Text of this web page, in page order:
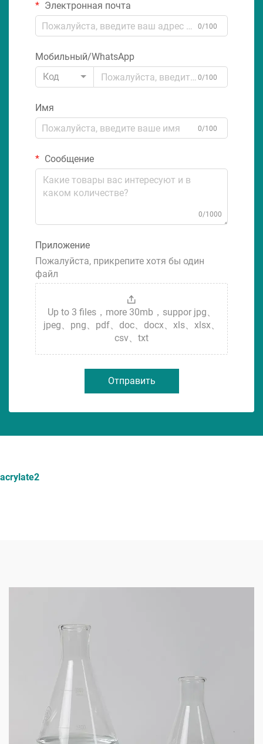
Электронная почта
0/100
Мобильный/WhatsApp
Код
0/100
Имя
0/100
Сообщение
0/1000
Приложение
Пожалуйста, прикрепите хотя бы один
файл
Up to 3 files，more 30mb，suppor jpg、
jpeg、png、pdf、doc、docx、xls、xlsx、
csv、txt
Отправить
acrylate2